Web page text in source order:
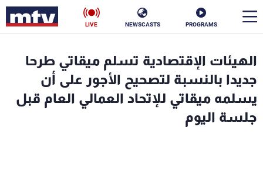
PROGRAMS
NEWSCASTS
LIVE
الهيئات الإقتصادية تسلم ميقاتي طرحا
جديدا بالنسبة لتصحيح الأجور على أن
يسلمه ميقاتي للإتحاد العمالي العام قبل
جلسة اليوم
الأخبار
سياسة ناس